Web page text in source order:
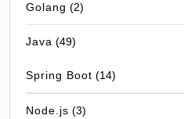
Golang (2)
Java (49)
Spring Boot (14)
Node.js (3)